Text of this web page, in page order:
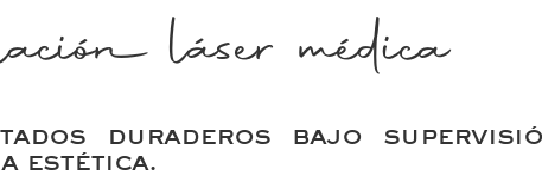
láser médica
duraderos bajo
estética.